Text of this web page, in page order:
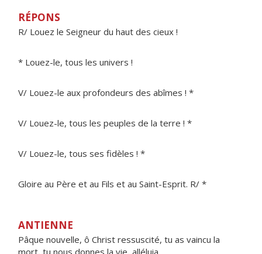
RÉPONS
R/ Louez le Seigneur du haut des cieux !
* Louez-le, tous les univers !
V/ Louez-le aux profondeurs des abîmes ! *
V/ Louez-le, tous les peuples de la terre ! *
V/ Louez-le, tous ses fidèles ! *
Gloire au Père et au Fils et au Saint-Esprit. R/ *
ANTIENNE
Pâque nouvelle, ô Christ ressuscité, tu as vaincu la
mort, tu nous donnes la vie, alléluia.